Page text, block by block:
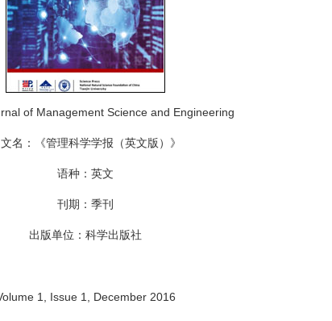
of Management Science and Engineering
名：《管理科学学报（英文版）》
语种：英文
刊期：季刊
出版单位：科学出版社
1, Issue 1, December 2016